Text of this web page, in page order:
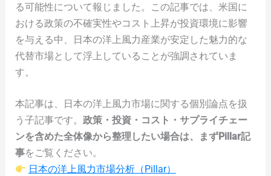
る可能性について報じました。この記事では、米国に
おける政策の不確実性やコスト上昇が投資環境に影響
を与える中、日本の洋上風力産業が安定した魅力的な
代替市場として浮上していることが強調されていま
す。
本記事は、日本の洋上風力市場に関する個別論点を扱
う子記事です。 政策・投資・コスト・サプライチェー
ンを含めた全体像から整理したい場合は、まずPillar記
事をご覧ください。
日本の洋上風力市場分析（Pillar）